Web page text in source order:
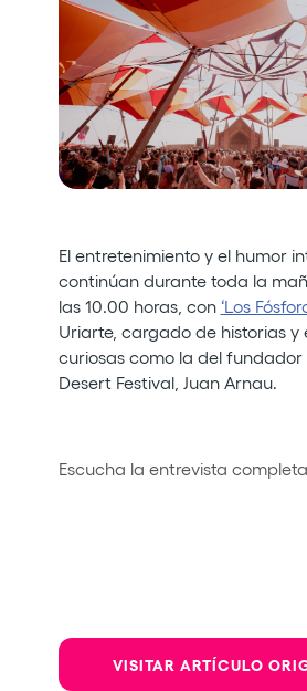
Quienes somos
¿Quieres trabajar con
elrow News
Política de Sostenibilidad
El entretenimiento y el humor
continúan durante toda la
las 10.00 horas, con ‘Los
Uriarte, cargado de historias y
curiosas como la del fundador
Desert Festival, Juan Arnau.
Escucha la entrevista completa
VISITAR ARTÍCULO